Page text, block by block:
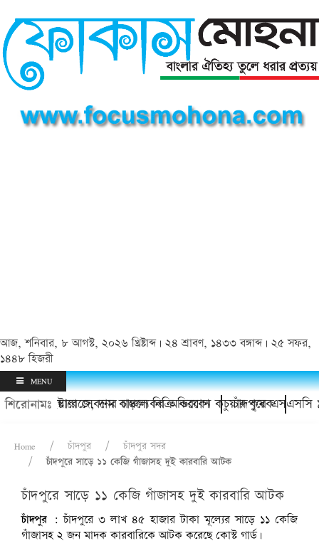
আজ, শনিবার, ৮ আগস্ট, ২০২৬ খ্রিষ্টাব্দ | ২৪ শ্রাবণ, ১৪৩৩ বঙ্গাব্দ | ২৫ সফর,
১৪৪৮ হিজরী
MENU
শিরোনামঃ
ইয়াবা সেবনের চাঞ্চল্যকর অভিযোগ চাঁদপুরে এসএসসি ৯৭ ও
স্টোরেজে, দাম বাড়লে বিক্রি করবেন কচুয়ার কৃষক
Home চাঁদপুর
চাঁদপুর সদর
চাঁদপুরে সাড়ে ১১ কেজি গাঁজাসহ দুই কারবারি আটক
চাঁদপুরে সাড়ে ১১ কেজি গাঁজাসহ দুই কারবারি আটক
চাঁদপুর :চাঁদপুরে ৩ লাখ ৪৫ হাজার টাকা মূল্যের সাড়ে ১১ কেজি
গাঁজাসহ ২ জন মাদক কারবারিকে আটক করেছে কোস্ট গার্ড।